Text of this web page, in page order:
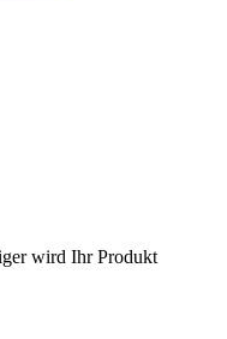
wird Ihr Produkt